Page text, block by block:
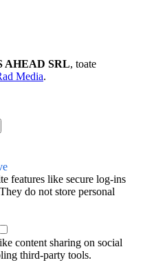
AHEAD SRL, toate
Media.
features like secure log-ins
do not store personal
content sharing on social
third-party tools.